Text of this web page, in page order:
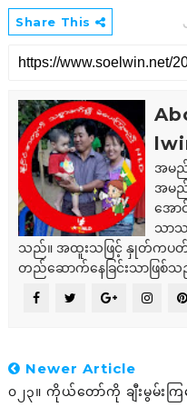
Share This
အမည်
အမည်
အော
သာသ
သည်။ အထူးသဖြင့် နှုတ်ကပတ်
တည်ဆောက်နေခြင်းသာဖြစ်
Newer Article
၀၂၃။ ကိုယ်တော်ကို ချီးမွမ်းက